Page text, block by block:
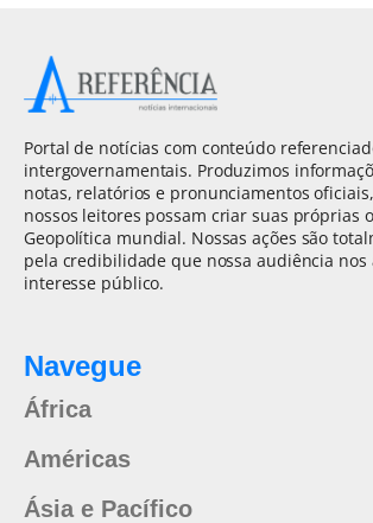
Portal de notícias com conteúdo
intergovernamentais. Produzimos
notas, relatórios e pronunciamentos
nossos leitores possam criar suas próprias
Geopolítica mundial. Nossas ações são
pela credibilidade que nossa audiência
interesse público.
Navegue
África
Américas
Ásia e Pacífico